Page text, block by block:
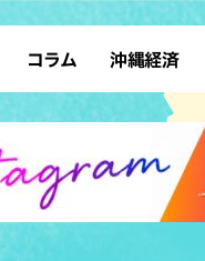
SDGs
ーカルニュース
沖縄旧暦行事
占い
テレビ
コラム 沖縄経済